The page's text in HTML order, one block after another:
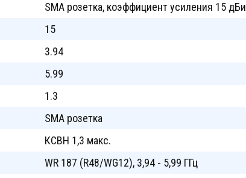
SMA розетка, коэффициент усиления 15 дБи
15
3.94
5.99
1.3
SMA розетка
КСВН 1,3 макс.
WR 187 (R48/WG12), 3,94 - 5,99 ГГц